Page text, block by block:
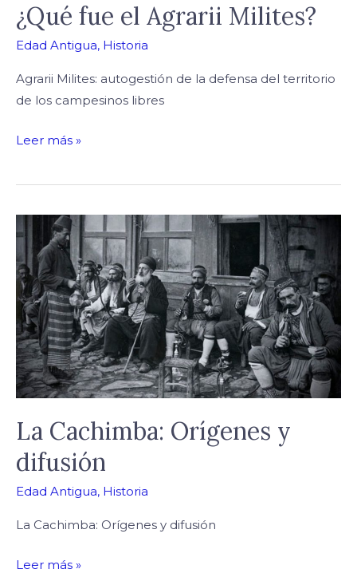
¿Qué fue el Agrarii Milites?
Edad Antigua, Historia
Agrarii Milites: autogestión de la defensa del territorio
de los campesinos libres
Leer más »
La Cachimba: Orígenes y
difusión
Edad Antigua, Historia
La Cachimba: Orígenes y difusión
Cachimba:
Orígenes
y
difusión
Leer más »